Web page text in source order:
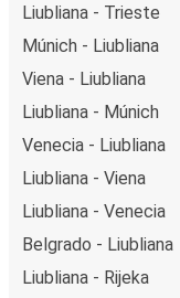
Liubliana - Trieste
Múnich - Liubliana
Viena - Liubliana
Liubliana - Múnich
Venecia - Liubliana
Liubliana - Viena
Liubliana - Venecia
Belgrado - Liubliana
Liubliana - Rijeka